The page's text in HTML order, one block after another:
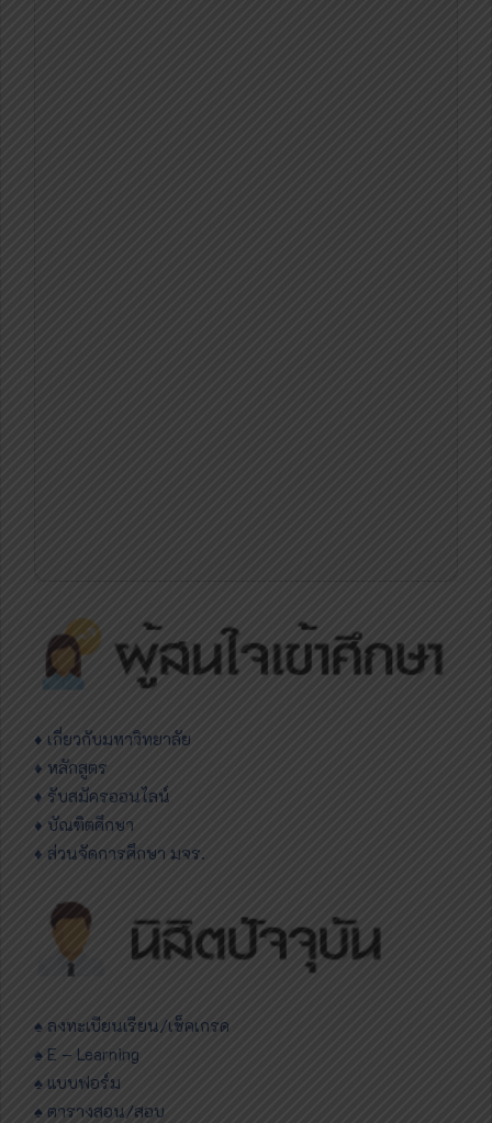
♦ เกี่ยวกับมหาวิทยาลัย
♦ หลักสูตร
♦ รับสมัครออนไลน์
♦ บัณฑิตศึกษา
♦ ส่วนจัดการศึกษา มจร.
♠ ลงทะเบียนเรียน/เช็คเกรด
♠ E – Learning
♠ แบบฟอร์ม
♠ ตารางสอน/สอบ